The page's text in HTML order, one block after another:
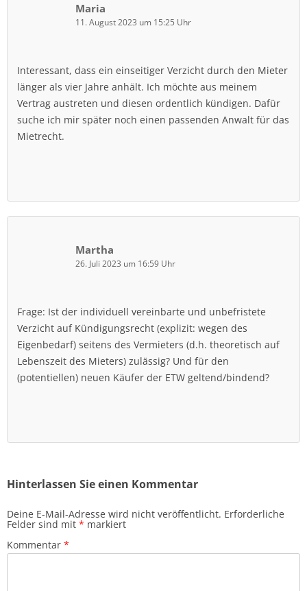
Maria
11. August 2023 um 15:25 Uhr
Interessant, dass ein einseitiger Verzicht durch den Mieter
länger als vier Jahre anhält. Ich möchte aus meinem
Vertrag austreten und diesen ordentlich kündigen. Dafür
suche ich mir später noch einen passenden Anwalt für das
Mietrecht.
Martha
26. Juli 2023 um 16:59 Uhr
Frage: Ist der individuell vereinbarte und unbefristete
Verzicht auf Kündigungsrecht (explizit: wegen des
Eigenbedarf) seitens des Vermieters (d.h. theoretisch auf
Lebenszeit des Mieters) zulässig? Und für den
(potentiellen) neuen Käufer der ETW geltend/bindend?
Hinterlassen Sie einen Kommentar
Deine E-Mail-Adresse wird nicht veröffentlicht. Erforderliche
Felder sind mit * markiert
Kommentar *